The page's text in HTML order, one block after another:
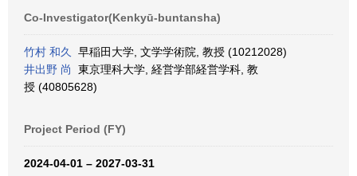
Co-Investigator(Kenkyū-buntansha)
竹村 和久
早稲田大学, 文学学術院, 教授 (10212028)
井出野 尚
東京理科大学, 経営学部経営学科, 教
授 (40805628)
Project Period (FY)
2024-04-01 – 2027-03-31